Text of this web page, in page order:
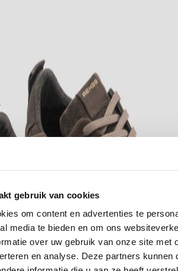
gebruik van cookies
om content en advertenties te
media te bieden en om ons
over uw gebruik van onze site met
en analyse. Deze partners kunnen